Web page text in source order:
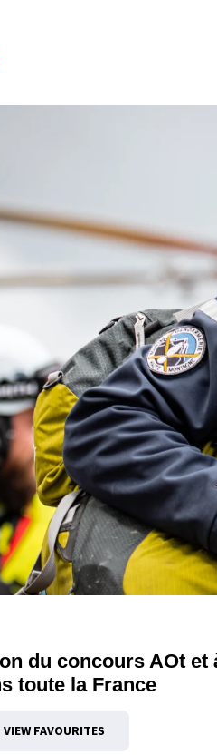
du concours AOt
toute la France
VIEW FAVOURITES